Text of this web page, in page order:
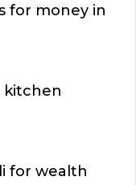
for money in
kitchen
for wealth